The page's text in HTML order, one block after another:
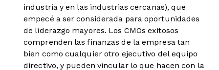
industria y en las industrias cercanas), que
empecé a ser considerada para oportunidades
de liderazgo mayores. Los CMOs exitosos
comprenden las finanzas de la empresa tan
bien como cualquier otro ejecutivo del equipo
directivo, y pueden vincular lo que hacen con la